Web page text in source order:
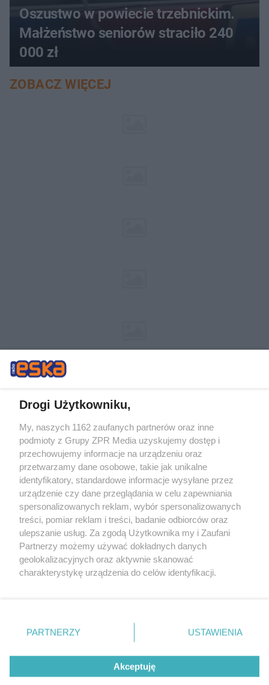
Oszustwo w powiecie trzebnickim.
Małżeństwo seniorów straciło 240
000 zł
ZOBACZ WIĘCEJ
Żaden utwór zamieszczony w serwisie nie może być powielany i
rozpowszechniany lub dalej rozpowszechniany w jakikolwiek sposób (w
tym także elektroniczny lub mechaniczny) na jakimkolwiek polu
eksploatacji w jakiejkolwiek formie, włącznie z umieszczaniem w
Internecie bez pisemnej zgody właściciela praw. Jakiekolwiek użycie lub
wykorzystanie utworów w całości lub w części z naruszeniem prawa,
tzn. bez właściwej zgody, jest zabronione pod groźbą kary i może być
ścigane prawnie.
© 2026 Grupa ZPR Media
Drogi Użytkowniku,
My, naszych 1162 zaufanych partnerów oraz inne
podmioty z Grupy ZPR Media uzyskujemy dostęp i
przechowujemy informacje na urządzeniu oraz
przetwarzamy dane osobowe, takie jak unikalne
identyfikatory, standardowe informacje wysyłane przez
urządzenie czy dane przeglądania w celu zapewniania
spersonalizowanych reklam, wybór spersonalizowanych
treści, pomiar reklam i treści, badanie odbiorców oraz
ulepszanie usług. Za zgodą Użytkownika my i Zaufani
Partnerzy możemy używać dokładnych danych
geolokalizacyjnych oraz aktywnie skanować
charakterystykę urządzenia do celów identyfikacji.
zmienić/wycofać klikając przycisk ustawień prywatności
znajdujący się w lewym dolnym rogu strony
rodzaje przetwarzania danych nie wymagają zgody
użytkownika, ale masz prawo sprzeciwić się takiemu
przetwarzaniu. Preferencje będą miały zastosowanie tylko
PARTNERZY USTAWIENIA
Akceptuję